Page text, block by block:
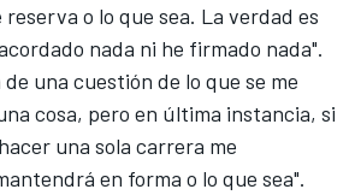
o lo que sea. La verdad es
nada ni he firmado nada".
una cuestión de lo que se me
cosa, pero en última instancia, si
una sola carrera me
en forma o lo que sea".